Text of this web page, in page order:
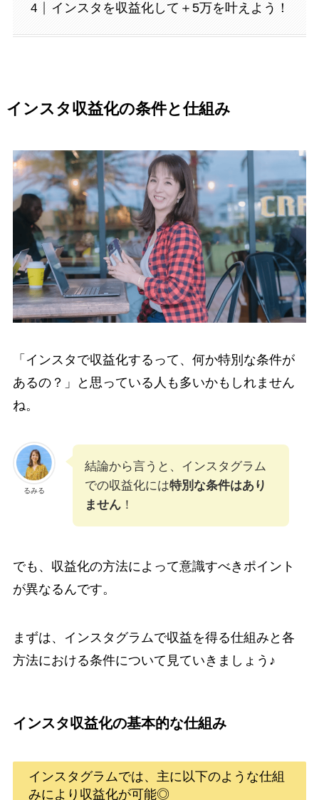
インスタを収益化して＋5万を叶えよう！
インスタ収益化の条件と仕組み
「インスタで収益化するって、何か特別な条件が
あるの？」と思っている人も多いかもしれません
ね。
るみる
結論から言うと、インスタグラム
での収益化には特別な条件はあり
ません！
でも、収益化の方法によって意識すべきポイント
が異なるんです。
まずは、インスタグラムで収益を得る仕組みと各
方法における条件について見ていきましょう♪
インスタ収益化の基本的な仕組み
インスタグラムでは、主に以下のような仕組
みにより収益化が可能◎